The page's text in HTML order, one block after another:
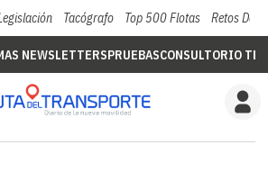
Tacógrafo Top 500 Flotas Retos Del
NEWSLETTERSPRUEBASCONSULTORIO